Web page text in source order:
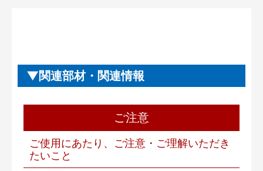
関連部材・関連情報
ご注意
ご使用にあたり、ご注意・ご理解いただき
たいこと